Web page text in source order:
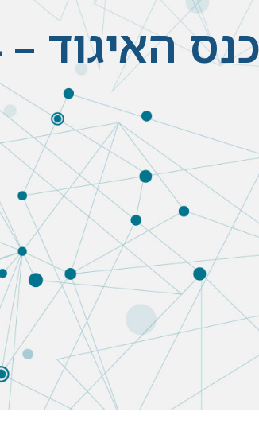
כנס האיגוד – 30.5.24 – save the date!